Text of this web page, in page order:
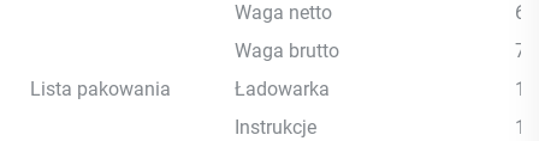
Waga netto
Waga brutto
Lista pakowania
Ładowarka
Instrukcje